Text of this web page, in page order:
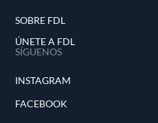
SOBRE FDL
ÚNETE A FDL
SÍGUENOS
INSTAGRAM
FACEBOOK